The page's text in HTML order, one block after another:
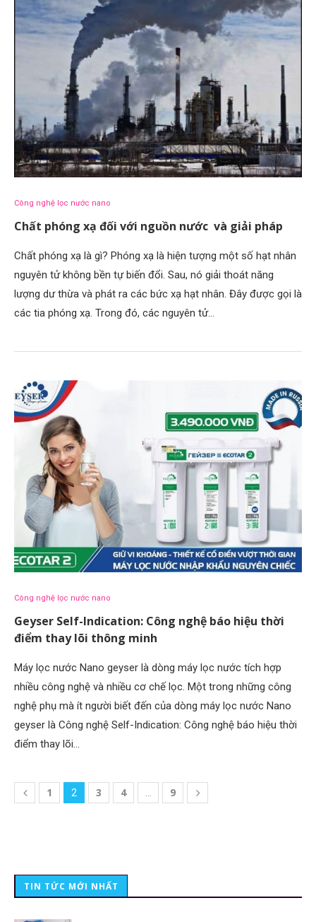
Công nghệ lọc nước nano
Chất phóng xạ đối với nguồn nước và giải pháp
Chất phóng xạ là gì? Phóng xạ là hiện tượng một số hạt nhân
nguyên tử không bền tự biến đổi. Sau, nó giải thoát năng
lượng dư thừa và phát ra các bức xạ hạt nhân. Đây được gọi là
các tia phóng xạ. Trong đó, các nguyên tử…
Công nghệ lọc nước nano
Geyser Self-Indication: Công nghệ báo hiệu thời
điểm thay lõi thông minh
Máy lọc nước Nano geyser là dòng máy lọc nước tích hợp
nhiều công nghệ và nhiều cơ chế lọc. Một trong những công
nghệ phụ mà ít người biết đến của dòng máy lọc nước Nano
geyser là Công nghệ Self-Indication: Công nghệ báo hiệu thời
điểm thay lõi…
1 2 3 4 9
TIN TỨC MỚI NHẤT